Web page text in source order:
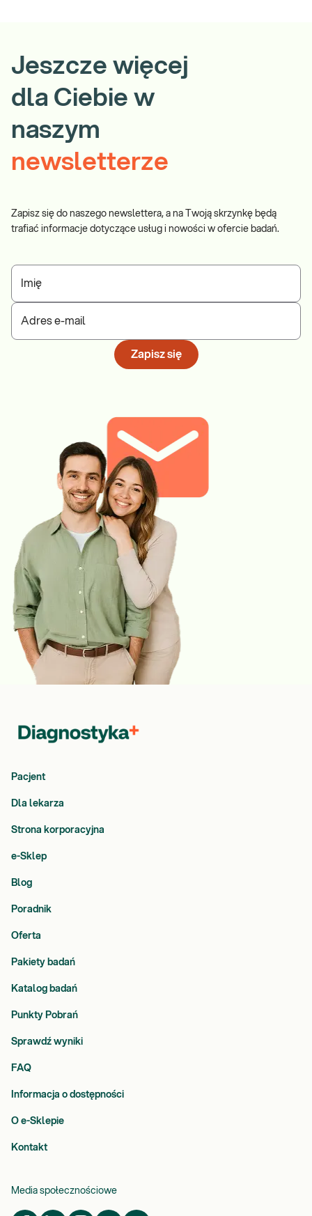
Jeszcze więcej
dla Ciebie w
naszym
newsletterze
Zapisz się do naszego newslettera, a na Twoją skrzynkę będą
trafiać informacje dotyczące usług i nowości w ofercie badań.
Imię
Adres e-mail
Zapisz się
Pacjent
Dla lekarza
Strona korporacyjna
e-Sklep
Blog
Poradnik
Oferta
Pakiety badań
Katalog badań
Punkty Pobrań
Sprawdź wyniki
FAQ
Informacja o dostępności
O e-Sklepie
Kontakt
Media społecznościowe